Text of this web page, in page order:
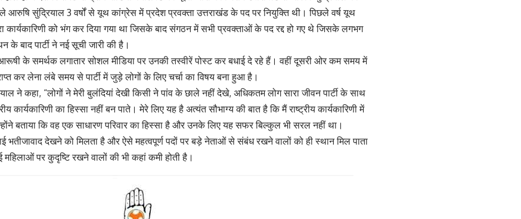
आरुषि सुंद्रियाल 3 वर्षों से यूथ कांग्रेस में प्रदेश प्रवक्ता उत्तराखंड के पद पर नियुक्ति थी। पिछले वर्ष यूथ
कार्यकारिणी को भंग कर दिया गया था जिसके बाद संगठन में सभी प्रवक्ताओं के पद रद्द हो गए थे जिसके लगभग
के बाद पार्टी ने नई सूची जारी की है।
के समर्थक लगातार सोशल मीडिया पर उनकी तस्वीरें पोस्ट कर बधाई दे रहे हैं। वहीं दूसरी ओर कम समय में
कर लेना लंबे समय से पार्टी में जुड़े लोगों के लिए चर्चा का विषय बना हुआ है।
ने कहा, “लोगों ने मेरी बुलंदियां देखी किसी ने पांव के छाले नहीं देखे, अधिकतम लोग सारा जीवन पार्टी के साथ
कार्यकारिणी का हिस्सा नहीं बन पाते। मेरे लिए यह है अत्यंत सौभाग्य की बात है कि मैं राष्ट्रीय कार्यकारिणी में
बताया कि वह एक साधारण परिवार का हिस्सा है और उनके लिए यह सफर बिल्कुल भी सरल नहीं था।
भतीजावाद देखने को मिलता है और ऐसे महत्वपूर्ण पदों पर बड़े नेताओं से संबंध रखने वालों को ही स्थान मिल पाता
महिलाओं पर कुदृष्टि रखने वालों की भी कहां कमी होती है।